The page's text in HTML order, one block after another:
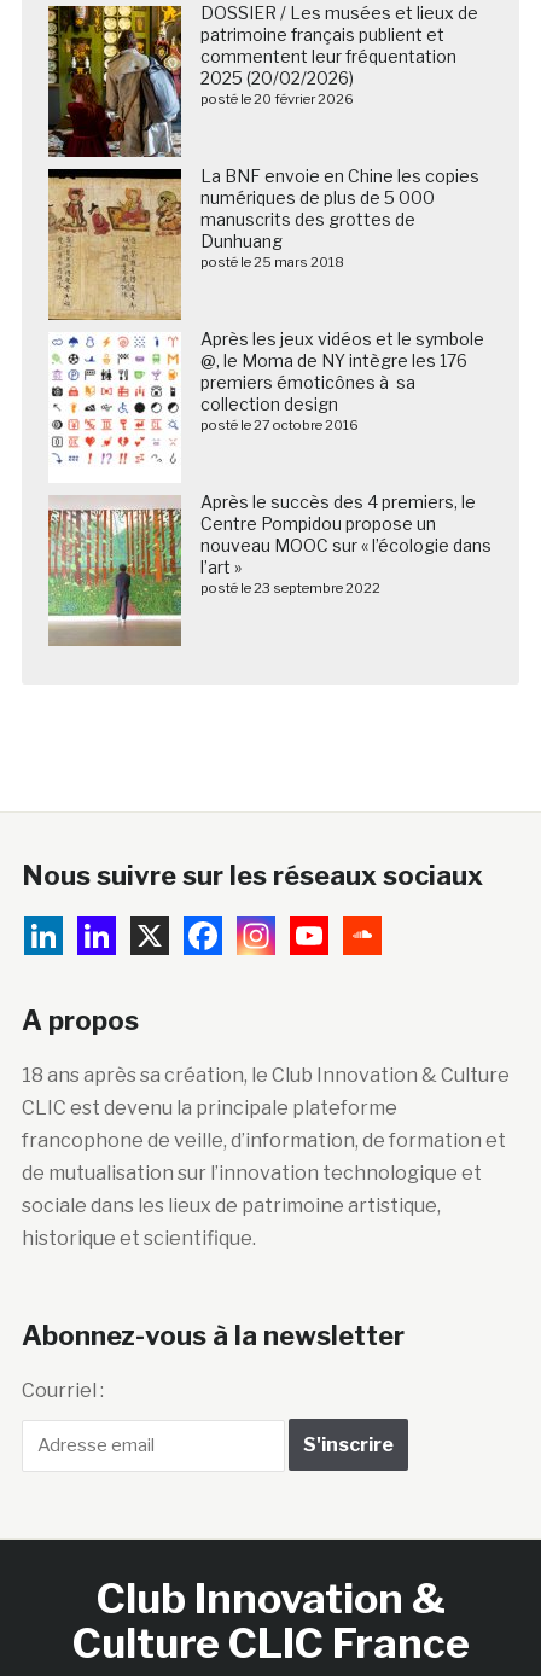
DOSSIER / Les musées et lieux de
patrimoine français publient et
commentent leur fréquentation
2025 (20/02/2026)
posté le 20 février 2026
La BNF envoie en Chine les copies
numériques de plus de 5 000
manuscrits des grottes de
Dunhuang
posté le 25 mars 2018
Après les jeux vidéos et le symbole
@, le Moma de NY intègre les 176
premiers émoticônes à sa
collection design
posté le 27 octobre 2016
Après le succès des 4 premiers, le
Centre Pompidou propose un
nouveau MOOC sur « l’écologie dans
l’art »
posté le 23 septembre 2022
Nous suivre sur les réseaux sociaux
A propos
18 ans après sa création, le Club Innovation & Culture
CLIC est devenu la principale plateforme
francophone de veille, d’information, de formation et
de mutualisation sur l’innovation technologique et
sociale dans les lieux de patrimoine artistique,
historique et scientifique.
Abonnez-vous à la newsletter
Courriel :
Club Innovation &
Culture CLIC France